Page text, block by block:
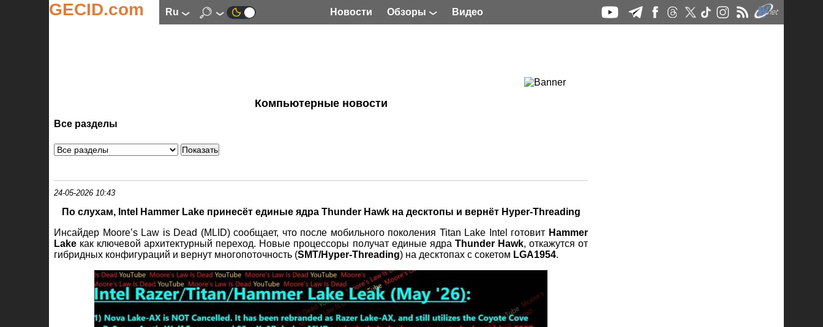
GECID.com ru Новости Обзоры Видео
Компьютерные новости
Все разделы
24-05-2026 10:43
По слухам, Intel Hammer Lake принесёт единые ядра Thunder Hawk на десктопы и вернёт Hyper‑Threading
Инсайдер Moore’s Law is Dead (MLID) сообщает, что после мобильного поколения Titan Lake Intel готовит Hammer
Lake как ключевой архитектурный переход. Новые процессоры получат единые ядра Thunder Hawk, откажутся от
гибридных конфигураций и вернут многопоточность (SMT/Hyper‑Threading) на десктопах с сокетом LGA1954.